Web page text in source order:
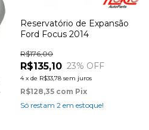
Reservatório de Expansão
Ford Focus 2014
R$135,10
R$176,00
23% OFF
4 x de R$33,78 sem juros
R$128,35 com Pix
Só restam 2 em estoque!